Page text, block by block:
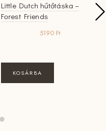
Little Dutch hűtőtáska –
Forest Friends
5190 Ft
KOSÁRBA